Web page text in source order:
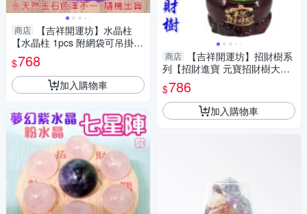
商店
【吉祥開運坊】水晶柱
【水晶柱 1pcs 附網袋可吊掛
多款可供選擇】淨化 擇日
$768
加入購物車
商店
【吉祥開運坊】招財樹系
列【招財進寶 元寶招財樹大型
天然水晶招財樹 】 淨化開光 擇
日
$786
加入購物車